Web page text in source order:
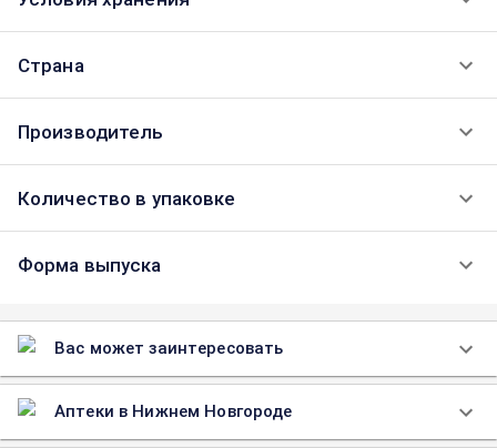
Страна
Производитель
Количество в упаковке
Форма выпуска
Вас может заинтересовать
Аптеки в Нижнем Новгороде